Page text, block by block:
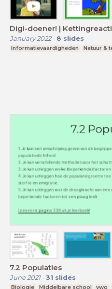
Digi-doener! |
January 2022- 8 slides
Informatievaardigheden Natuur &
7.2 Populaties
June 2021- 31 slides
Biologie Middelbare school vwo